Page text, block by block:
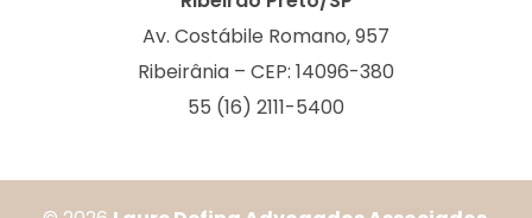
Av. Costábile Romano, 957
Ribeirânia – CEP: 14096-380
55 (16) 2111-5400